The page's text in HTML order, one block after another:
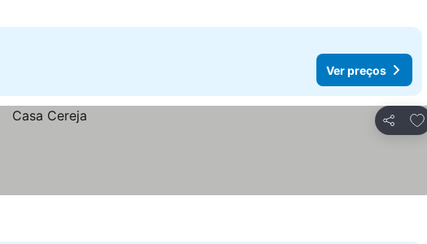
Ver preços